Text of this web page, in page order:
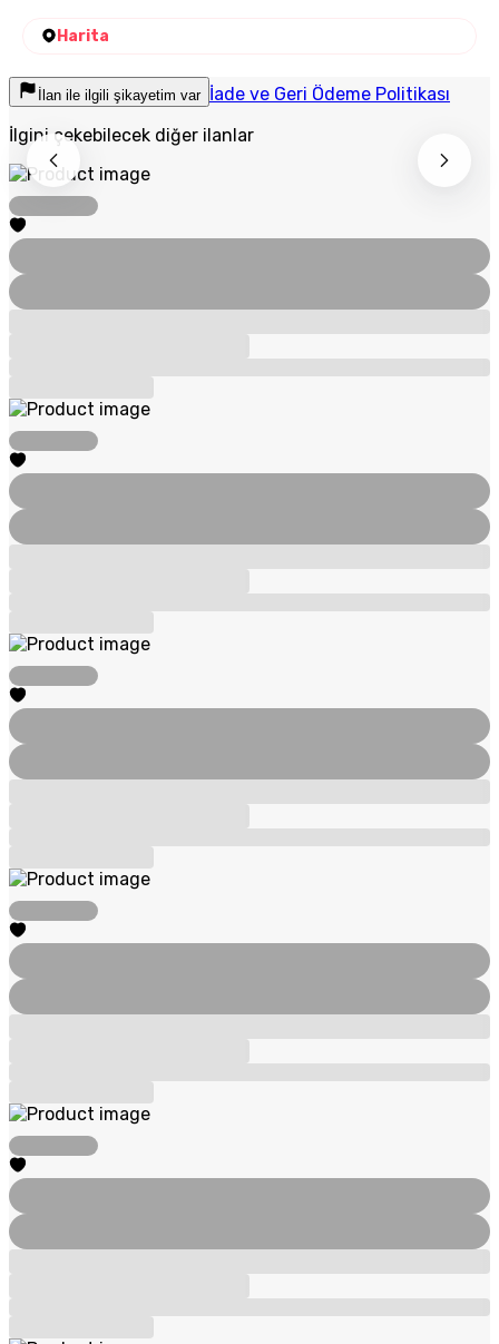
Harita
İlan ile ilgili şikayetim var İade ve Geri Ödeme Politikası
İlgini çekebilecek diğer ilanlar